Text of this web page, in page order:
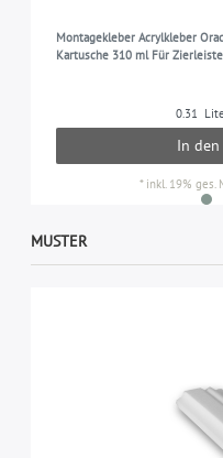
Montagekleber Acrylkleber
Kartusche 310 ml Für
0.31
In den
* inkl. 19% ges.
MUSTER